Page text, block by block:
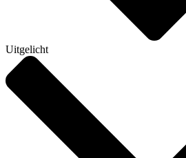
Uitgelicht